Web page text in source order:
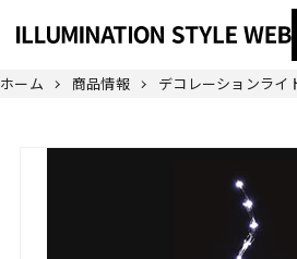
ホーム 商品情報 デコレーションライ